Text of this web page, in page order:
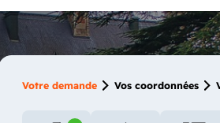
Votre demande Vos coordonnées